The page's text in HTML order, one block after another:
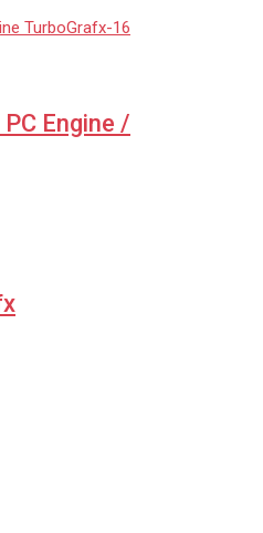
Engine /